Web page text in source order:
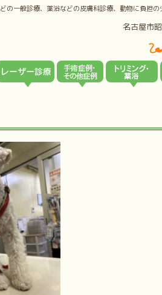
一般診療、薬浴などの皮膚科診療、動物に負担
名古屋市